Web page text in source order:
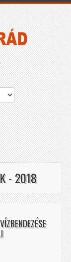
- 2018